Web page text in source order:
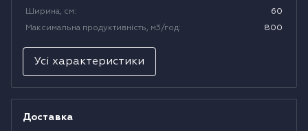
Ширина, см:
60
Максимальна продуктивність, м3/год: 800
Усі характеристики
Доставка